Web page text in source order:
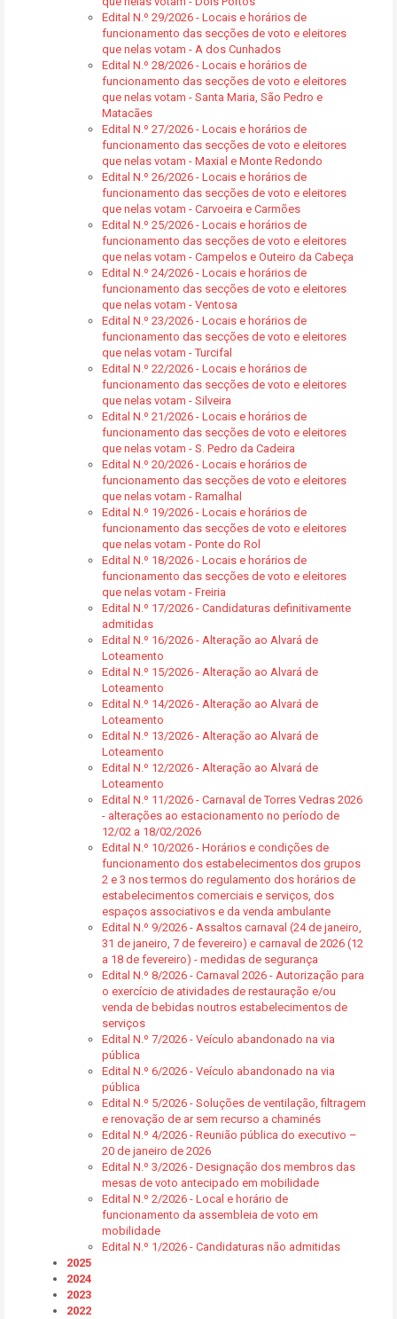
Edital N.º 29/2026 - Locais e horários de
funcionamento das secções de voto e eleitores
que nelas votam - A dos Cunhados
Edital N.º 28/2026 - Locais e horários de
funcionamento das secções de voto e eleitores
que nelas votam - Santa Maria, São Pedro e
Matacães
Edital N.º 27/2026 - Locais e horários de
funcionamento das secções de voto e eleitores
que nelas votam - Maxial e Monte Redondo
Edital N.º 26/2026 - Locais e horários de
funcionamento das secções de voto e eleitores
que nelas votam - Carvoeira e Carmões
Edital N.º 25/2026 - Locais e horários de
funcionamento das secções de voto e eleitores
que nelas votam - Campelos e Outeiro da Cabeça
Edital N.º 24/2026 - Locais e horários de
funcionamento das secções de voto e eleitores
que nelas votam - Ventosa
Edital N.º 23/2026 - Locais e horários de
funcionamento das secções de voto e eleitores
que nelas votam - Turcifal
Edital N.º 22/2026 - Locais e horários de
funcionamento das secções de voto e eleitores
que nelas votam - Silveira
Edital N.º 21/2026 - Locais e horários de
funcionamento das secções de voto e eleitores
que nelas votam - S. Pedro da Cadeira
Edital N.º 20/2026 - Locais e horários de
funcionamento das secções de voto e eleitores
que nelas votam - Ramalhal
Edital N.º 19/2026 - Locais e horários de
funcionamento das secções de voto e eleitores
que nelas votam - Ponte do Rol
Edital N.º 18/2026 - Locais e horários de
funcionamento das secções de voto e eleitores
que nelas votam - Freiria
Edital N.º 17/2026 - Candidaturas definitivamente
admitidas
Edital N.º 16/2026 - Alteração ao Alvará de
Loteamento
Edital N.º 15/2026 - Alteração ao Alvará de
Loteamento
Edital N.º 14/2026 - Alteração ao Alvará de
Loteamento
Edital N.º 13/2026 - Alteração ao Alvará de
Loteamento
Edital N.º 12/2026 - Alteração ao Alvará de
Loteamento
Edital N.º 11/2026 - Carnaval de Torres Vedras 2026
- alterações ao estacionamento no período de
12/02 a 18/02/2026
Edital N.º 10/2026 - Horários e condições de
funcionamento dos estabelecimentos dos grupos
2 e 3 nos termos do regulamento dos horários de
estabelecimentos comerciais e serviços, dos
espaços associativos e da venda ambulante
Edital N.º 9/2026 - Assaltos carnaval (24 de janeiro,
31 de janeiro, 7 de fevereiro) e carnaval de 2026 (12
a 18 de fevereiro) - medidas de segurança
Edital N.º 8/2026 - Carnaval 2026 - Autorização para
o exercício de atividades de restauração e/ou
venda de bebidas noutros estabelecimentos de
serviços
Edital N.º 7/2026 - Veículo abandonado na via
pública
Edital N.º 6/2026 - Veículo abandonado na via
pública
Edital N.º 5/2026 - Soluções de ventilação, filtragem
e renovação de ar sem recurso a chaminés
Edital N.º 4/2026 - Reunião pública do executivo –
20 de janeiro de 2026
Edital N.º 3/2026 - Designação dos membros das
mesas de voto antecipado em mobilidade
Edital N.º 2/2026 - Local e horário de
funcionamento da assembleia de voto em
mobilidade
Edital N.º 1/2026 - Candidaturas não admitidas
2025
2024
2023
2022